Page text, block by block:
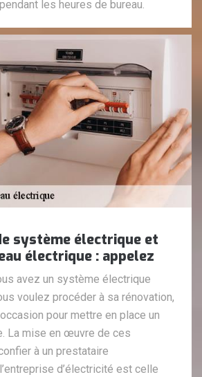
les heures de bureau.
système électrique et
électrique : appelez
avez un système électrique
voulez procéder à sa rénovation,
pour mettre en place un
La mise en œuvre de ces
à un prestataire
d’électricité est celle